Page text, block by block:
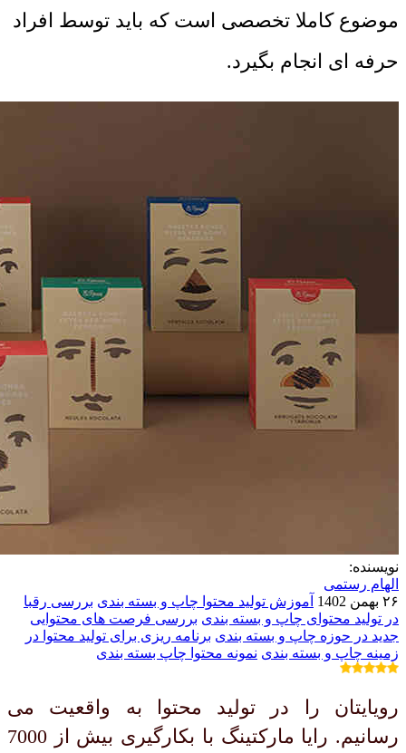
موضوع کاملا تخصصی است که باید توسط افراد
حرفه ای انجام بگیرد.
نویسنده:
الهام رستمی
۲۶ بهمن 1402
آموزش تولید محتوا چاپ و بسته بندی بررسی رقبا
در تولید محتوای چاپ و بسته بندی بررسی فرصت های محتوایی
جدید در حوزه چاپ و بسته بندی برنامه ریزی برای تولید محتوا در
زمینه چاپ و بسته بندی نمونه محتوا چاپ بسته بندی
رویایتان را در تولید محتوا به واقعیت می
رسانیم. رایا مارکتینگ با بکارگیری بیش از 7000